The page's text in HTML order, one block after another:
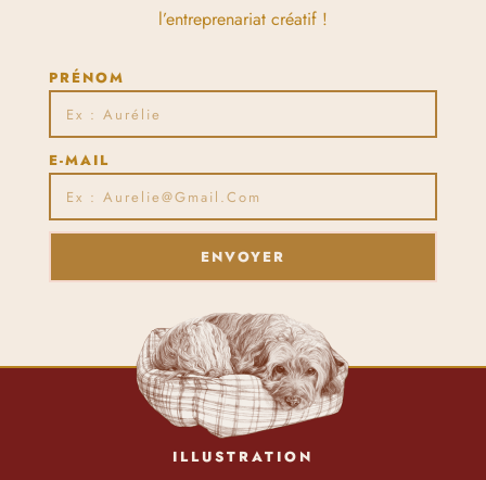
l’entreprenariat créatif !
PRÉNOM
E-MAIL
ENVOYER
ILLUSTRATION